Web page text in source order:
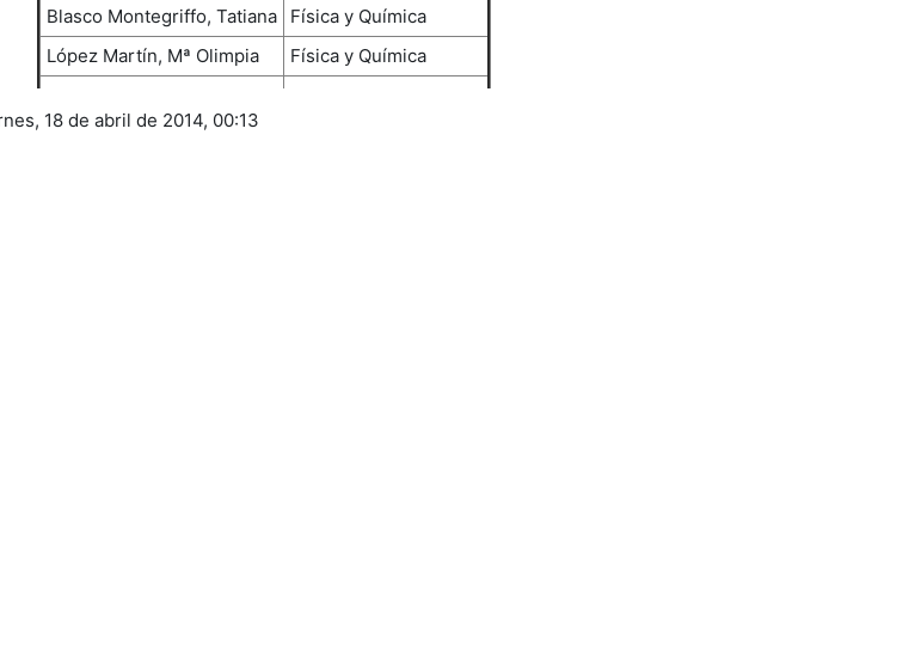
Blasco Montegriffo, Tatiana
Física y Química
López Martín, Mª Olimpia
Física y Química
18 de abril de 2014, 00:13